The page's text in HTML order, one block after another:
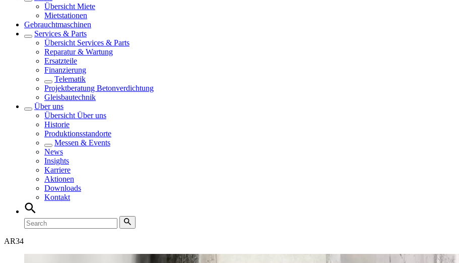
Übersicht Miete
Mietstationen
Gebrauchtmaschinen
Services & Parts
Übersicht Services & Parts
Reparatur & Wartung
Ersatzteile
Finanzierung
Telematik
Projektberatung Betonverdichtung
Gleisbautechnik
Über uns
Übersicht Über uns
Historie
Produktionsstandorte
Messen & Events
News
Insights
Karriere
Aktionen
Downloads
Kontakt
AR34